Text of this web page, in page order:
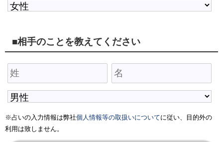
■相手のことを教えてください
※占いの入力情報は弊社個人情報等の取扱いについてに従い、目的外の
利用は致しません。